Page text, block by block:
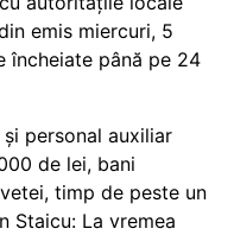
emis miercuri, 5
încheiate până pe 24
personal auxiliar
de lei, bani
timp de peste un
Staicu: La vremea